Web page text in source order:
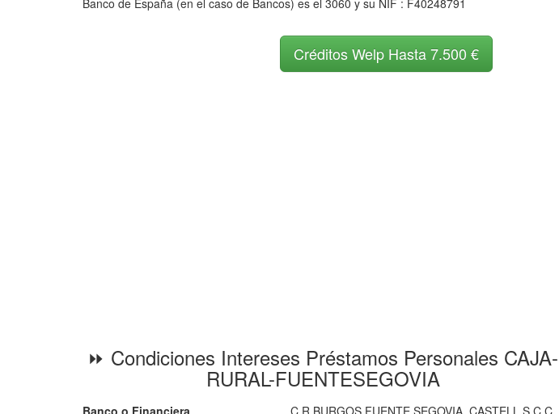
Banco de España (en el caso de Bancos) es el 3060 y su NIF : F40248791
Créditos Welp Hasta 7.500 €
⏩ Condiciones Intereses Préstamos Personales CAJA-
RURAL-FUENTESEGOVIA
Banco o Financiera C.R.BURGOS FUENTE.SEGOVIA, CASTELL.S.C.C